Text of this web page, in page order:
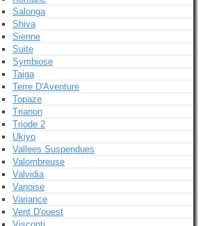
Salonga
Shiva
Sienne
Suite
Symbiose
Taiga
Terre D'Aventure
Topaze
Trianon
Triode 2
Ukiyo
Vallees Suspendues
Valombreuse
Valvidia
Vanoise
Variance
Vent D'ouest